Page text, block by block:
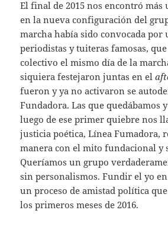
El final de 2015 nos encontró más
en la nueva configuración del
marcha había sido convocada por
periodistas y tuiteras famosas,
colectivo el mismo día de la
siquiera festejaron juntas en el
fueron y ya no activaron se
Fundadora. Las que quedábamos
luego de ese primer quiebre nos
justicia poética, Línea Fumadora,
manera con el mito fundacional y
Queríamos un grupo
sin personalismos. Fundir el yo
un proceso de amistad política
los primeros meses de 2016.